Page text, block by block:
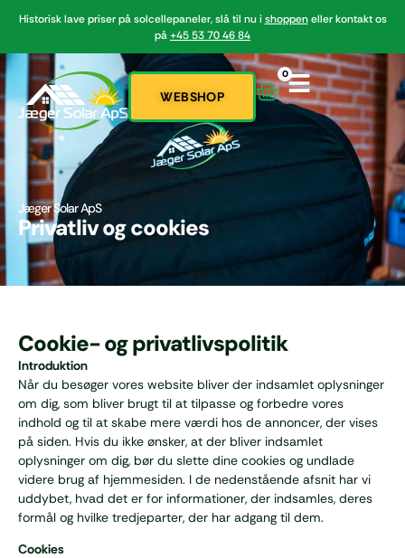
Historisk lave priser på solcellepaneler, slå til nu ishoppeneller kontakt os
på+45 53 70 46 84
WEBSHOP
0
Jæger Solar ApS
Privatliv og cookies
Cookie- og privatlivspolitik
Introduktion
Når du besøger vores website bliver der indsamlet oplysninger
om dig, som bliver brugt til at tilpasse og forbedre vores
indhold og til at skabe mere værdi hos de annoncer, der vises
på siden. Hvis du ikke ønsker, at der bliver indsamlet
oplysninger om dig, bør du slette dine cookies og undlade
videre brug af hjemmesiden. I de nedenstående afsnit har vi
uddybet, hvad det er for informationer, der indsamles, deres
formål og hvilke tredjeparter, der har adgang til dem.
Cookies